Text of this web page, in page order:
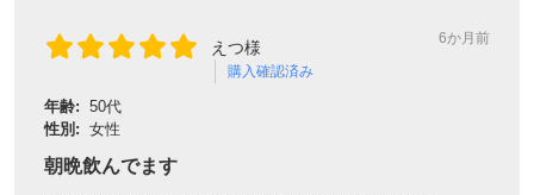
えつ様
購入確認済み
6か月前
年齢: 50代
性別: 女性
朝晩飲んでます